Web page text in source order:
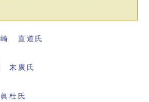
崎 直道氏
末廣氏
杜氏